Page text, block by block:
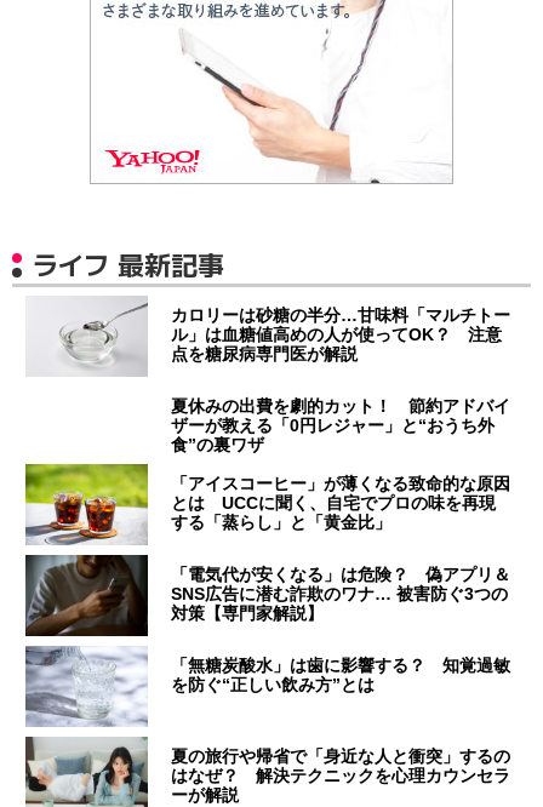
ライフ 最新記事
カロリーは砂糖の半分…甘味料「マルチトー
ル」は血糖値高めの人が使ってOK？ 注意
点を糖尿病専門医が解説
夏休みの出費を劇的カット！ 節約アドバイ
ザーが教える「0円レジャー」と“おうち外
食”の裏ワザ
「アイスコーヒー」が薄くなる致命的な原因
とは UCCに聞く、自宅でプロの味を再現
する「蒸らし」と「黄金比」
「電気代が安くなる」は危険？ 偽アプリ＆
SNS広告に潜む詐欺のワナ… 被害防ぐ3つの
対策【専門家解説】
「無糖炭酸水」は歯に影響する？ 知覚過敏
を防ぐ“正しい飲み方”とは
夏の旅行や帰省で「身近な人と衝突」するの
はなぜ？ 解決テクニックを心理カウンセラ
ーが解説